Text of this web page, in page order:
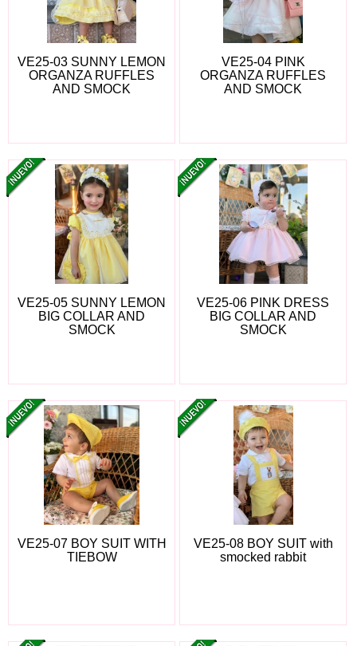
VE25-03 SUNNY LEMON
ORGANZA RUFFLES
AND SMOCK
VE25-04 PINK
ORGANZA RUFFLES
AND SMOCK
VE25-05 SUNNY LEMON
BIG COLLAR AND
SMOCK
VE25-06 PINK DRESS
BIG COLLAR AND
SMOCK
VE25-07 BOY SUIT WITH
TIEBOW
VE25-08 BOY SUIT with
smocked rabbit